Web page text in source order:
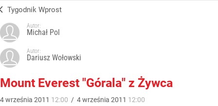
Tygodnik Wprost
Autor:
Michał Pol
Autor:
Dariusz Wołowski
Mount Everest "Górala" z Żywca
4września 2011 12:00 / 4września 2011 12:00